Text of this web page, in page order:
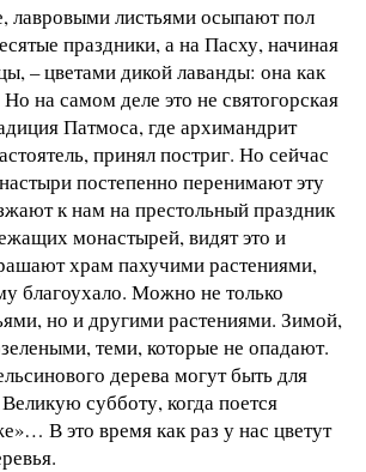
лавровыми листьями осыпают пол
праздники, а на Пасху, начиная
– цветами дикой лаванды: она как
Но на самом деле это не святогорская
Патмоса, где архимандрит
принял постриг. Но сейчас
постепенно перенимают эту
к нам на престольный праздник
монастырей, видят это и
храм пахучими растениями,
благоухало. Можно не только
но и другими растениями. Зимой,
теми, которые не опадают.
дерева могут быть для
субботу, когда поется
В это время как раз у нас цветут